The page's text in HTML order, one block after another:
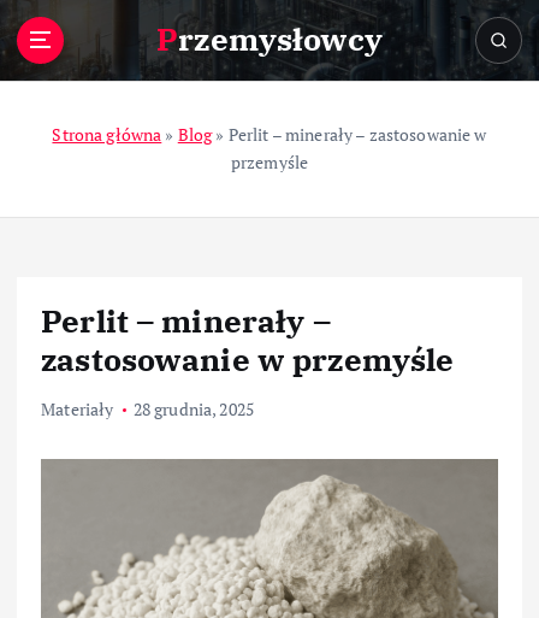
Przemysłowcy
Strona główna » Blog» Perlit – minerały – zastosowanie w
przemyśle
Perlit – minerały –
zastosowanie w przemyśle
Materiały 28 grudnia, 2025